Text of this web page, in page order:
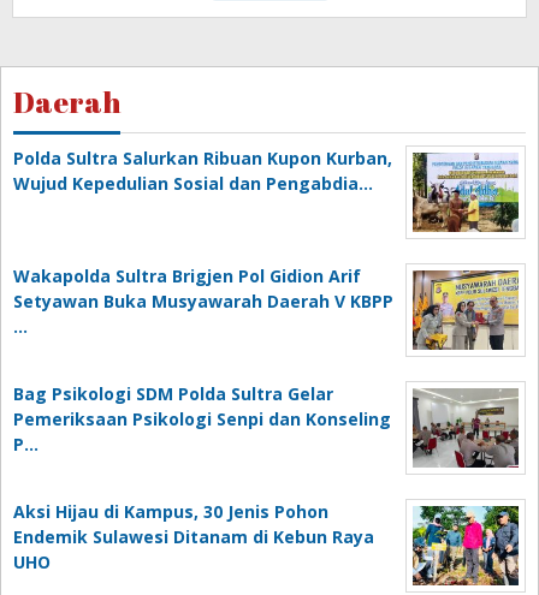
Daerah
Polda Sultra Salurkan Ribuan Kupon Kurban,
Wujud Kepedulian Sosial dan Pengabdia…
Wakapolda Sultra Brigjen Pol Gidion Arif
Setyawan Buka Musyawarah Daerah V KBPP
…
Bag Psikologi SDM Polda Sultra Gelar
Pemeriksaan Psikologi Senpi dan Konseling
P…
‎Aksi Hijau di Kampus, 30 Jenis Pohon
Endemik Sulawesi Ditanam di Kebun Raya
UHO